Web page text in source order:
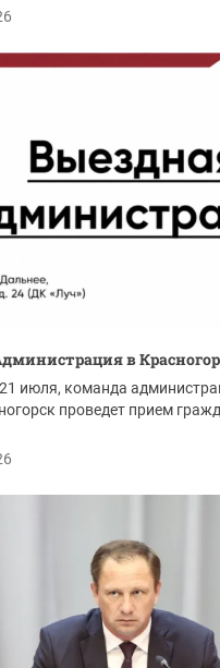
в
июля, команда
проведет прием